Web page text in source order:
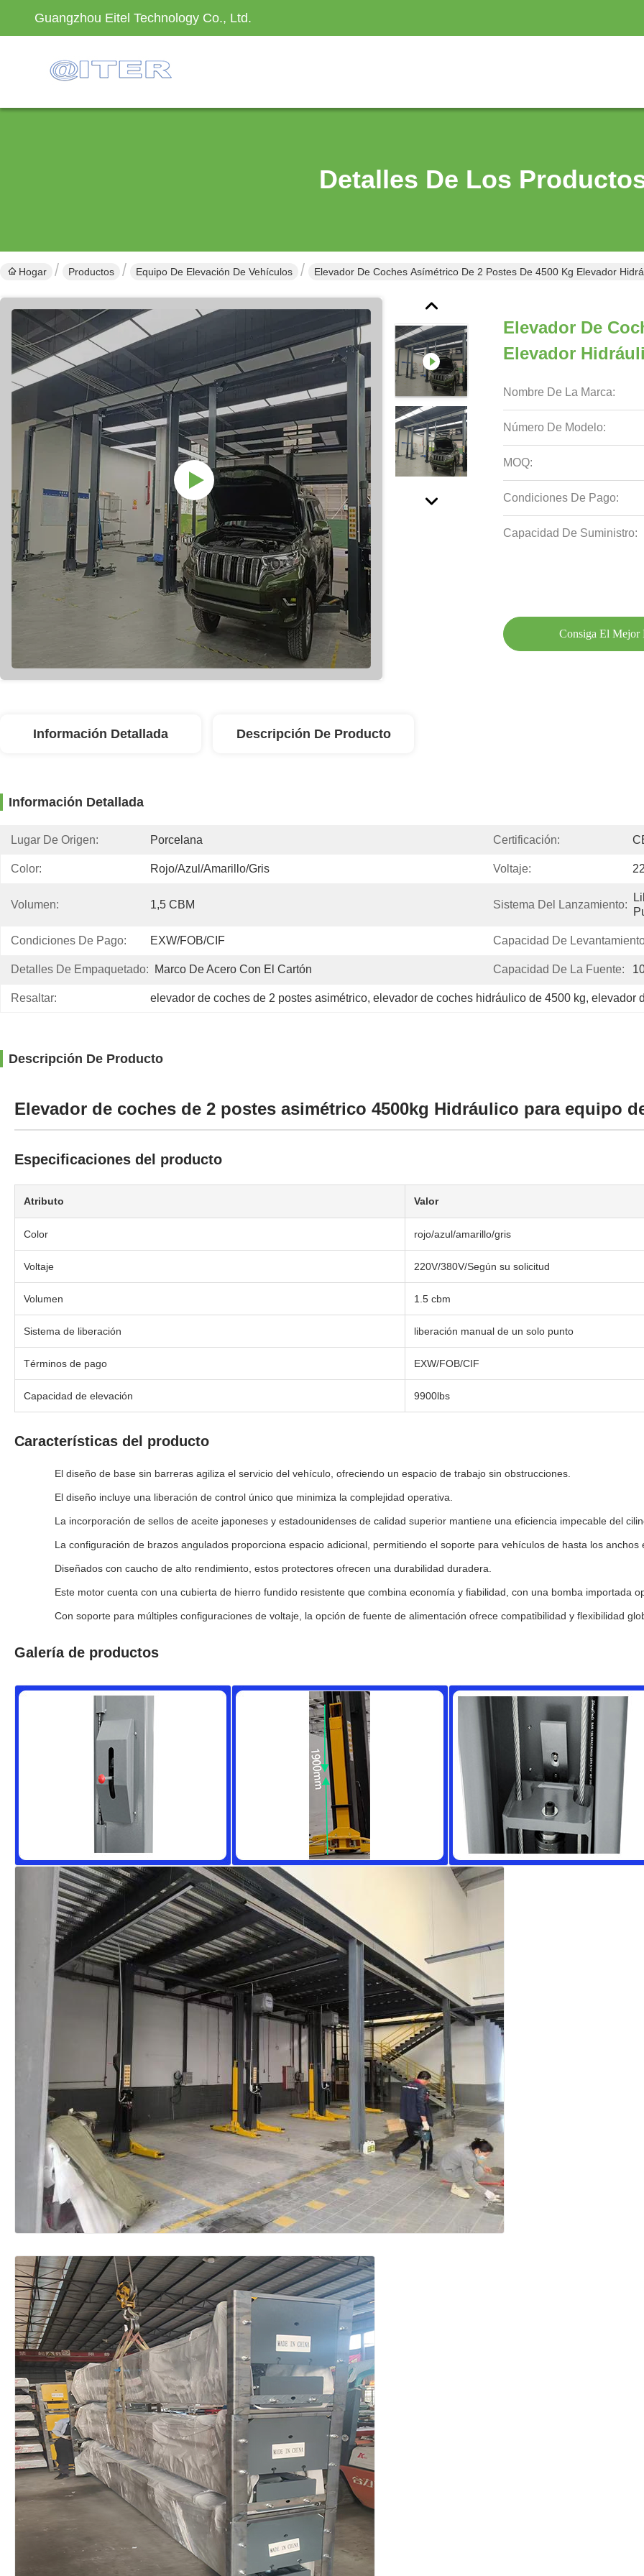
Guangzhou Eitel Technology Co., Ltd.
Detalles De Los
Hogar Productos Equipo De Elevación De Vehículos Elevador De Coches Asímétrico De 2 Postes De 4500 Kg Elevador
Elevador De
Elevador
Nombre De La Marca:
Número De Modelo:
MOQ:
Condiciones De Pago:
Capacidad De Suministro:
Consiga El Mejor
Información Detallada Descripción De Producto
Información Detallada
Lugar De Origen: Porcelana Certificación:
Color: Rojo/azul/amarillo/gris Voltaje:
Volumen: 1,5 CBM Sistema Del Lanzamiento:
Condiciones De Pago: EXW/FOB/CIF Capacidad De
Detalles De Empaquetado: Marco De Acero Con El Cartón Capacidad De La Fuente:
Resaltar: elevador de coches de 2 postes asimétrico, elevador de coches hidráulico de 4500 kg, elevador
Descripción De Producto
Elevador de coches de 2 postes asimétrico 4500kg Hidráulico para equipo
Especificaciones del producto
Atributo Valor
Color rojo/azul/amarillo/gris
Voltaje 220V/380V/Según su solicitud
Volumen 1.5 cbm
Sistema de liberación liberación manual de un solo punto
Términos de pago EXW/FOB/CIF
Capacidad de elevación 9900lbs
Características del producto
El diseño de base sin barreras agiliza el servicio del vehículo, ofreciendo un espacio de trabajo sin obstrucciones.
El diseño incluye una liberación de control único que minimiza la complejidad operativa.
La incorporación de sellos de aceite japoneses y estadounidenses de calidad superior mantiene una eficiencia impecable del
La configuración de brazos angulados proporciona espacio adicional, permitiendo el soporte para vehículos de hasta los anchos
Diseñados con caucho de alto rendimiento, estos protectores ofrecen una durabilidad duradera.
Este motor cuenta con una cubierta de hierro fundido resistente que combina economía y fiabilidad, con una bomba importada
Con soporte para múltiples configuraciones de voltaje, la opción de fuente de alimentación ofrece compatibilidad y flexibilidad
Galería de productos